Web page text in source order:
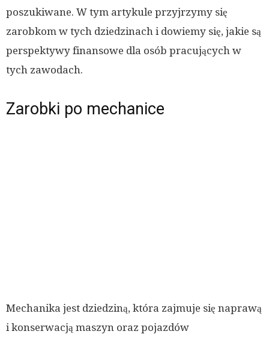
poszukiwane. W tym artykule przyjrzymy się
zarobkom w tych dziedzinach i dowiemy się, jakie są
perspektywy finansowe dla osób pracujących w
tych zawodach.
Zarobki po mechanice
Mechanika jest dziedziną, która zajmuje się naprawą
i konserwacją maszyn oraz pojazdów